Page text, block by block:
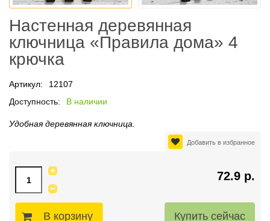
Настенная деревянная
ключница «Правила дома» 4
крючка
Артикул:
12107
Доступность:
В наличии
Удобная деревянная ключница.
Добавить в избранное
72.9 р.
В корзину